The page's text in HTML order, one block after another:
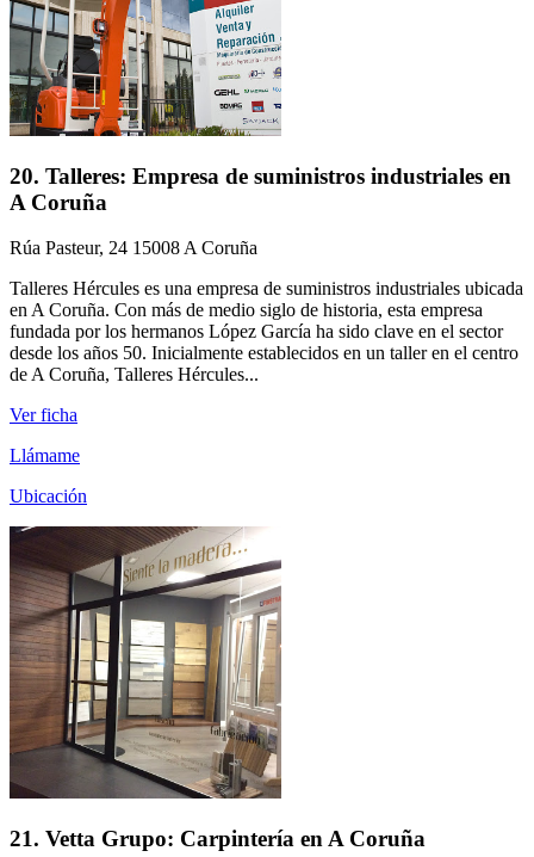
20. Talleres: Empresa de suministros industriales en
A Coruña
Rúa Pasteur, 24 15008 A Coruña
Talleres Hércules es una empresa de suministros industriales ubicada
en A Coruña. Con más de medio siglo de historia, esta empresa
fundada por los hermanos López García ha sido clave en el sector
desde los años 50. Inicialmente establecidos en un taller en el centro
de A Coruña, Talleres Hércules...
Ver ficha
Llámame
Ubicación
21. Vetta Grupo: Carpintería en A Coruña